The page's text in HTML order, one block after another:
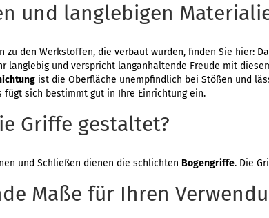
und langlebigen
zu den Werkstoffen, die verbaut wurden, finden Sie hier:
langlebig und verspricht langanhaltende Freude mit
ist die Oberfläche unempfindlich bei Stößen und
fügt sich bestimmt gut in Ihre Einrichtung ein.
Griffe gestaltet?
und Schließen dienen die schlichten Bogengriffe. Die
Maße für Ihren